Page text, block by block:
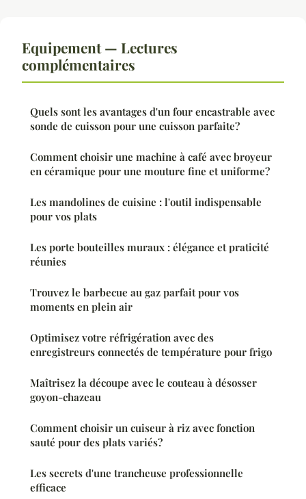
Equipement — Lectures
complémentaires
Quels sont les avantages d'un four encastrable avec
sonde de cuisson pour une cuisson parfaite?
Comment choisir une machine à café avec broyeur
en céramique pour une mouture fine et uniforme?
Les mandolines de cuisine : l'outil indispensable
pour vos plats
Les porte bouteilles muraux : élégance et praticité
réunies
Trouvez le barbecue au gaz parfait pour vos
moments en plein air
Optimisez votre réfrigération avec des
enregistreurs connectés de température pour frigo
Maîtrisez la découpe avec le couteau à désosser
goyon-chazeau
Comment choisir un cuiseur à riz avec fonction
sauté pour des plats variés?
Les secrets d'une trancheuse professionnelle
efficace